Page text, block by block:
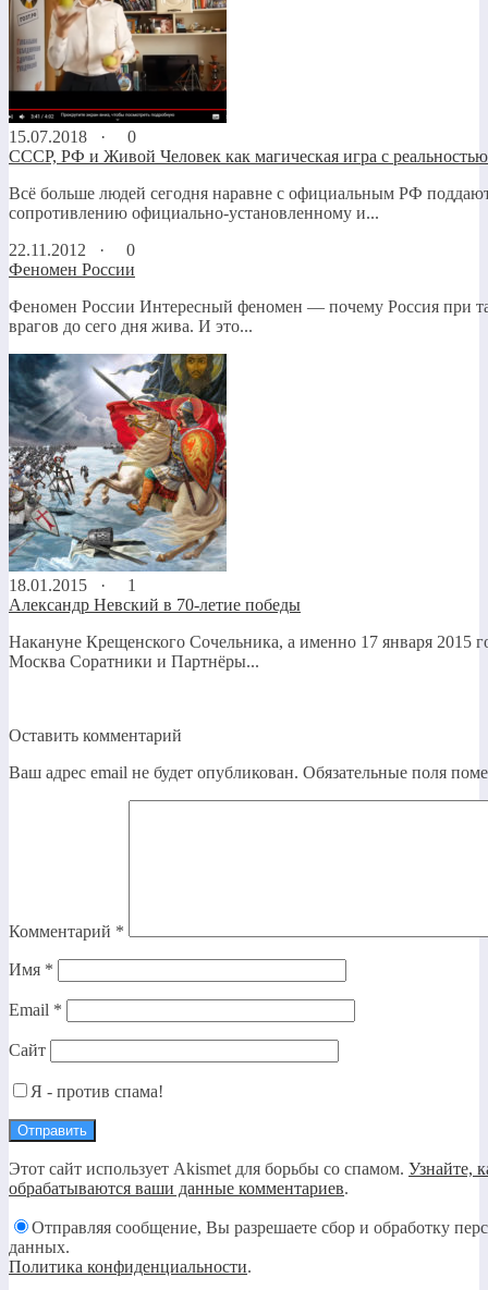
15.07.2018 ·
0
СССР, РФ и Живой Человек как магическая игра с реальностью
Всё больше людей сегодня наравне с официальным РФ
сопротивлению официально-установленному и...
22.11.2012 ·
0
Феномен России
Феномен России Интересный феномен — почему Россия при
врагов до сего дня жива. И это...
18.01.2015 ·
1
Александр Невский в 70-летие победы
Накануне Крещенского Сочельника, а именно 17 января 2015
Москва Соратники и Партнёры...
Оставить комментарий
Ваш адрес email не будет опубликован. Обязательные поля
Комментарий *
Имя *
Email *
Сайт
Я - против спама!
Этот сайт использует Akismet для борьбы со спамом. Узнайте,
обрабатываются ваши данные комментариев.
Отправляя сообщение, Вы разрешаете сбор и обработку
данных.
Политика конфиденциальности.